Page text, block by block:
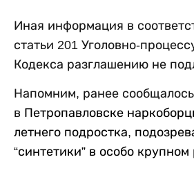
Иная информация в
статьи 201 Уголовно-
Кодекса разглашению не
Напомним, ранее
в Петропавловске
летнего подростка,
“синтетики” в особо крупном